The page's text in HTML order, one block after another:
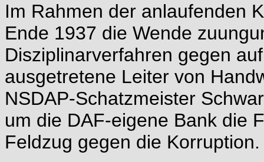
Im Rahmen der anlaufenden
Ende 1937 die Wende
Disziplinarverfahren gegen
ausgetretene Leiter von
NSDAP-Schatzmeister
um die DAF-eigene Bank die
Feldzug gegen die Korruption.